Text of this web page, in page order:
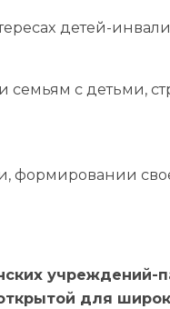
детей-
семьям с детьми,
формировании
учреждений-
для